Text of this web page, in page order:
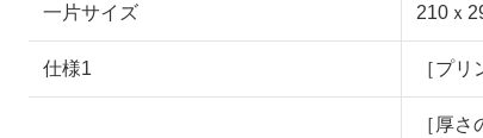
一片サイズ 210ｘ
仕様1 ［プ
［厚